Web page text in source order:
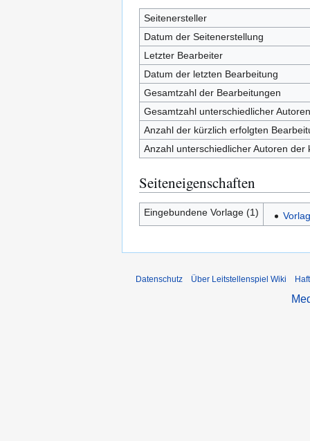
Seitenersteller
Datum der Seitenerstellung
Letzter Bearbeiter
Datum der letzten Bearbeitung
Gesamtzahl der Bearbeitungen
Gesamtzahl unterschiedlicher Autoren
Anzahl der kürzlich erfolgten
Anzahl unterschiedlicher Autoren
Seiteneigenschaften
Eingebundene Vorlage (1)
Datenschutz Über Leitstellenspiel Wiki